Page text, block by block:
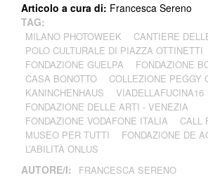
Articolo a cura di: Francesca Sereno
TAG:
MILANO PHOTOWEEK
CANTIERE
POLO CULTURALE DI PIAZZA OTTINETTI
FONDAZIONE GUELPA
FONDAZIONE
CASA BONOTTO
COLLEZIONE PEGGY
KANINCHENHAUS
VIADELLAFUCINA16
FONDAZIONE DELLE ARTI - VENEZIA
FONDAZIONE VODAFONE ITALIA
CALL
MUSEO PER TUTTI
FONDAZIONE DE
L’ABILITÀ ONLUS
AUTORE/I: FRANCESCA SERENO